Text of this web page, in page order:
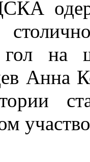
гол на
Анна